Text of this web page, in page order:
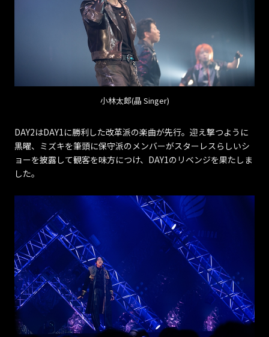
小林太郎(晶 Singer)
DAY2はDAY1に勝利した改革派の楽曲が先行。迎え撃つように
黒曜、ミズキを筆頭に保守派のメンバーがスターレスらしいシ
ョーを披露して観客を味方につけ、DAY1のリベンジを果たしま
した。